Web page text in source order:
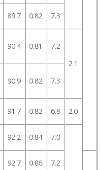
89.7 0.82 7.3
90.4 0.81
7.2
2.1
90.9 0.82 7.3
91.7 0.82 6.8 2.0
92.2 0.84 7.0
92.7 0.86 7.2